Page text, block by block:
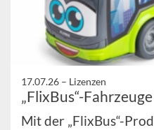
17.07.26 – Lizenzen
„FlixBus“-
Mit der „FlixBus“-